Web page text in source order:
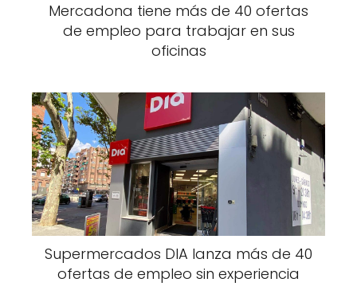
Mercadona tiene más de 40 ofertas
de empleo para trabajar en sus
oficinas
Supermercados DIA lanza más de 40
ofertas de empleo sin experiencia